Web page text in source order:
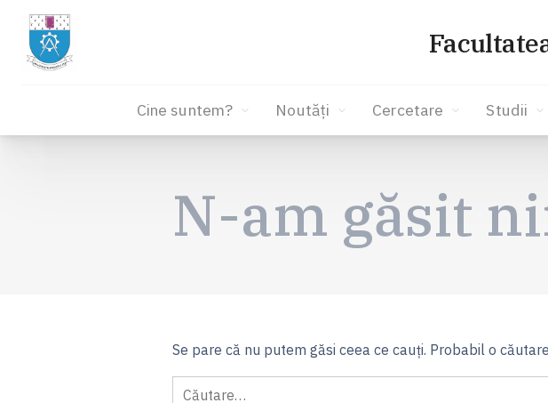
Cine suntem? Noutăți Cercetare Studii
N-am găsit
Se pare că nu putem găsi ceea ce cauți. Probabil o
Caută